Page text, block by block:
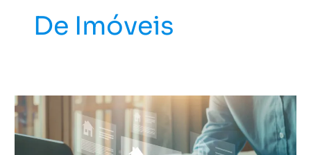
De Imóveis
Golpes
imobiliários:
veja